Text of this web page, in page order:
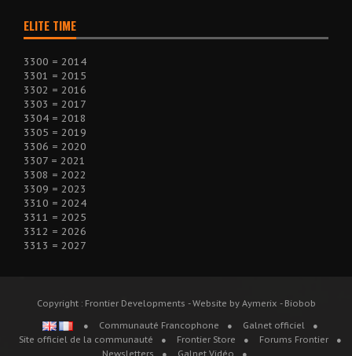
ELITE TIME
3300 = 2014
3301 = 2015
3302 = 2016
3303 = 2017
3304 = 2018
3305 = 2019
3306 = 2020
3307 = 2021
3308 = 2022
3309 = 2023
3310 = 2024
3311 = 2025
3312 = 2026
3313 = 2027
Copyright : Frontier Developments - Website by Aymerix - Biobob
Communauté Francophone
Galnet officiel
Site officiel de la communauté
Frontier Store
Forums Frontier